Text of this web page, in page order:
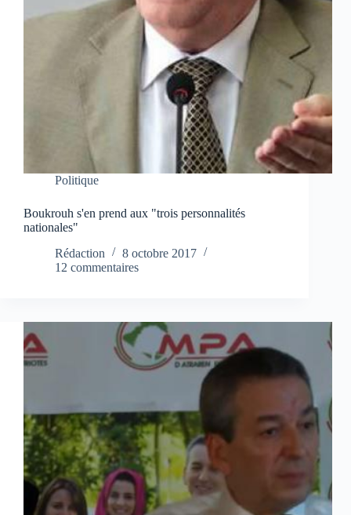
Politique
Boukrouh s'en prend aux "trois personnalités
nationales"
Rédaction
8 octobre 2017
12 commentaires